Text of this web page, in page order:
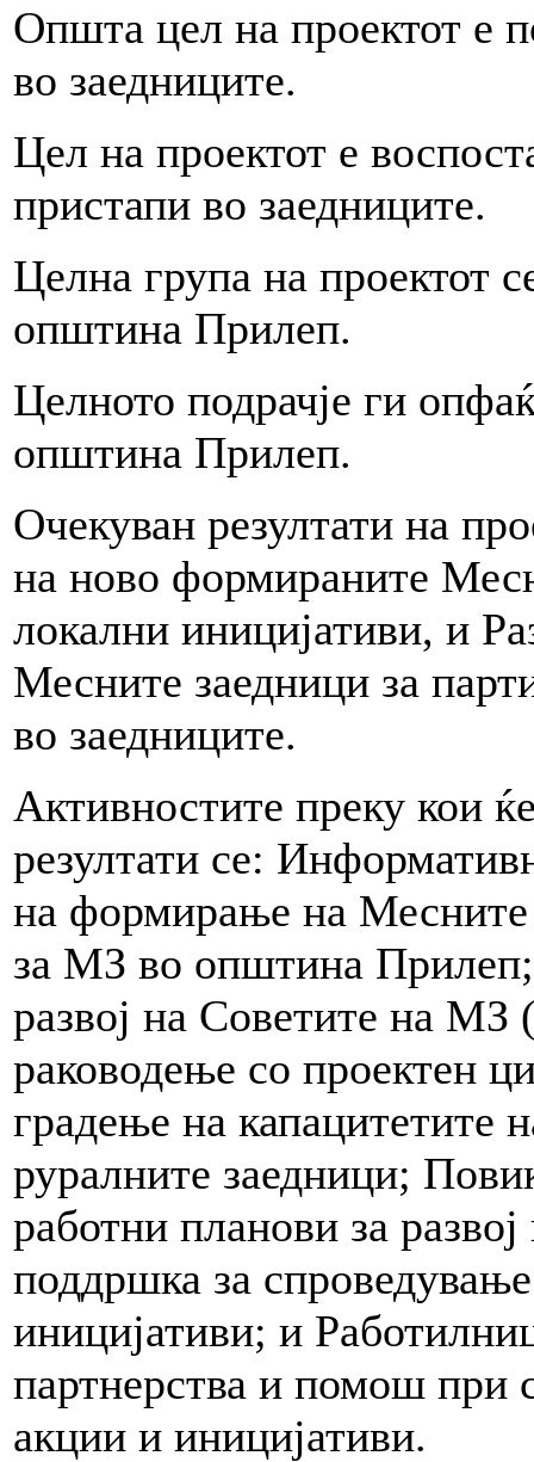
Општа цел на проектот е
во заедниците.
Цел на проектот е
пристапи во заедниците.
Целна група на проектот
општина Прилеп.
Целното подрачје ги
општина Прилеп.
Очекуван резултати на
на ново формираните
локални иницијативи, и
Месните заедници за
во заедниците.
Активностите преку кои
резултати се:
на формирање на Месните
за МЗ во општина
развој на Советите на
раководење со проектен
градење на капацитетите
руралните заедници;
работни планови за
поддршка за
иницијативи; и
партнерства и помош при
акции и иницијативи.